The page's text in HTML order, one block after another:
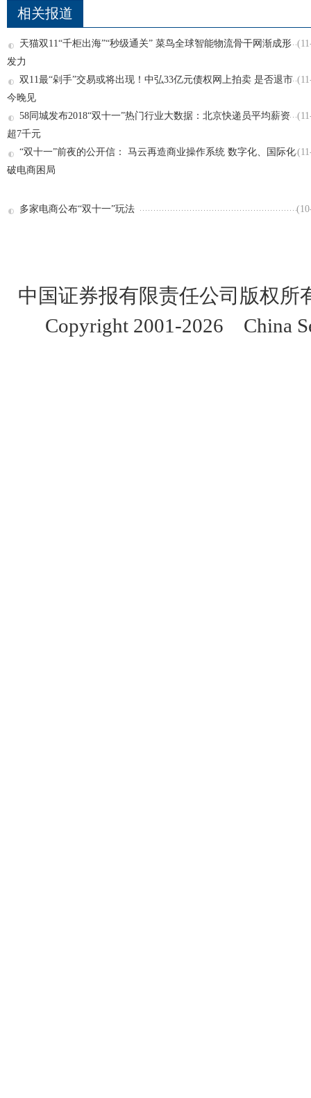
相关报道
天猫双11“千柜出海”“秒级通关” 菜鸟全球智能物流骨干网渐成形
发力
双11最“剁手”交易或将出现！中弘33亿元债权网上拍卖 是否退市
今晚见
58同城发布2018“双十一”热门行业大数据：北京快递员平均薪资
超7千元
“双十一”前夜的公开信： 马云再造商业操作系统 数字化、国际化
破电商困局
多家电商公布“双十一”玩法
中国证券报有限责任公司版权
Copyright 2001-2026 China